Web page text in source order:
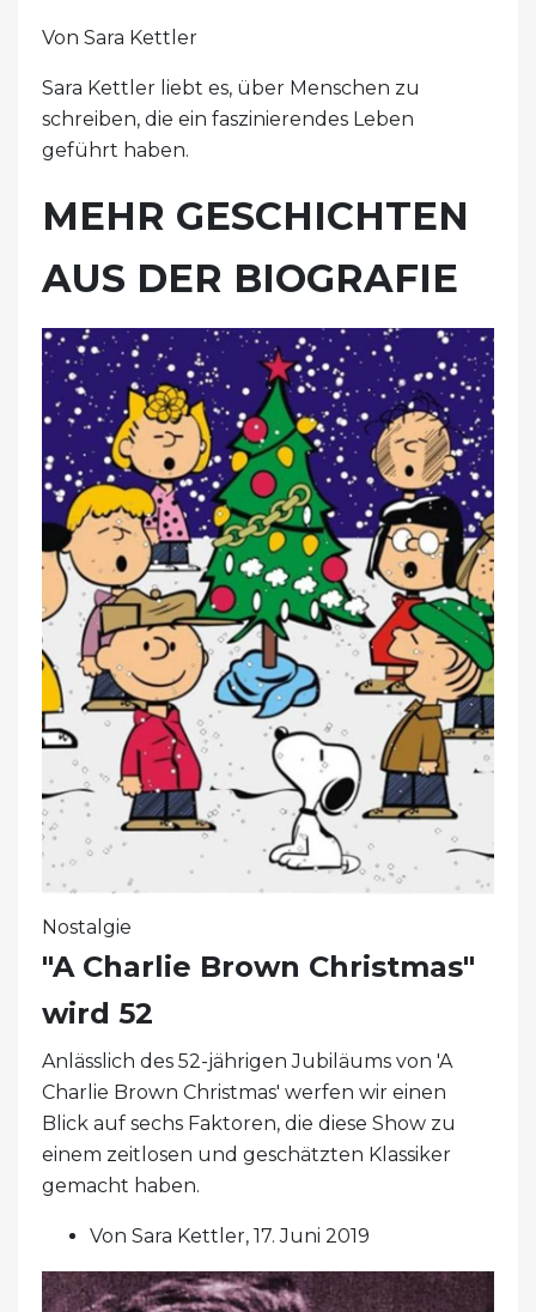
Von Sara Kettler
Sara Kettler liebt es, über Menschen zu
schreiben, die ein faszinierendes Leben
geführt haben.
MEHR GESCHICHTEN
AUS DER BIOGRAFIE
Nostalgie
"A Charlie Brown Christmas"
wird 52
Anlässlich des 52-jährigen Jubiläums von 'A
Charlie Brown Christmas' werfen wir einen
Blick auf sechs Faktoren, die diese Show zu
einem zeitlosen und geschätzten Klassiker
gemacht haben.
Von Sara Kettler, 17. Juni 2019